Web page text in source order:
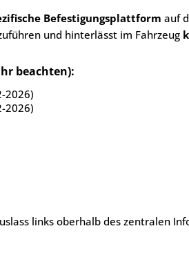
Befestigungsplattform auf
und hinterlässt im Fahrzeug
beachten):
2026)
2026)
links oberhalb des zentralen